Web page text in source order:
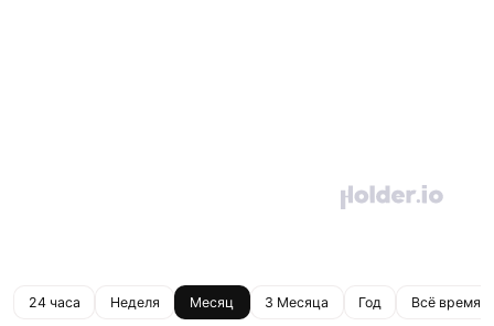
24 часа Неделя Месяц 3 Месяца Год Всё время